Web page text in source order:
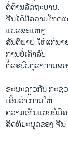
ຕໍ່ຕ້ານລັດຖະບານ.
ຈີນໄດ້ມີຄວາມໂກດ
ແບລຂະແໜງ
ສັນຕິພາບ ໃຫ້ແກ່ນາ
ການບໍ່ເຄົາລົບ
ຕໍ່ລະບົບຕຸລາການຂ
ຂະນະດຽວກັນ ກະຊ
ເອີ້ນວ່າ ການໃຫ້
ຄວາມເຫັນແບບບໍ່ມີ
ສິດທິມະນຸດຂອງ ຈີ